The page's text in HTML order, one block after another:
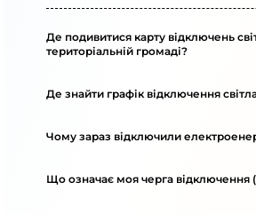
Де подивитися карту відключень
територіальній громаді?
Де знайти графік відключення
Чому зараз відключили
Що означає моя черга відключення